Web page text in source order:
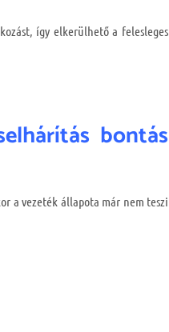
így elkerülhető a felesleges
bontás
a vezeték állapota már nem teszi